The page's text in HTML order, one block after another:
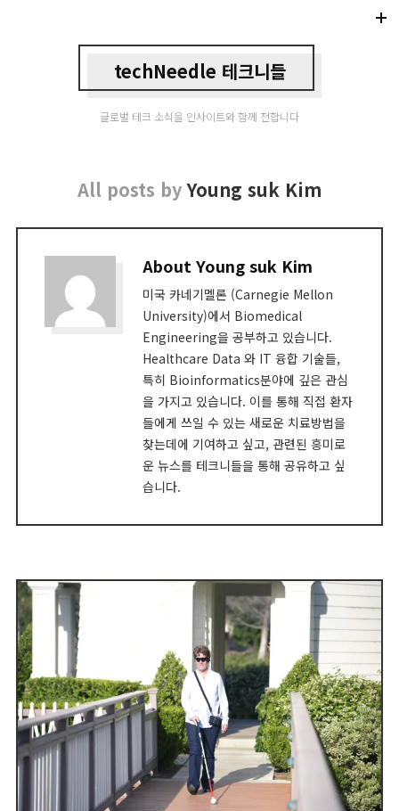
techNeedle 테크니들
글로벌 테크 소식을 인사이트와 함께 전합니다
All posts byYoung suk Kim
About Young suk Kim
미국 카네기멜론 (Carnegie Mellon
University)에서 Biomedical
Engineering을 공부하고 있습니다.
Healthcare Data 와 IT 융합 기술들,
특히 Bioinformatics분야에 깊은 관심
을 가지고 있습니다. 이를 통해 직접 환자
들에게 쓰일 수 있는 새로운 치료방법을
찾는데에 기여하고 싶고, 관련된 흥미로
운 뉴스를 테크니들을 통해 공유하고 싶
습니다.